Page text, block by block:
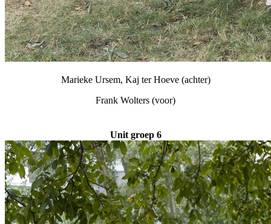
Marieke Ursem, Kaj ter Hoeve (achter)
Frank Wolters (voor)
Unit groep 6